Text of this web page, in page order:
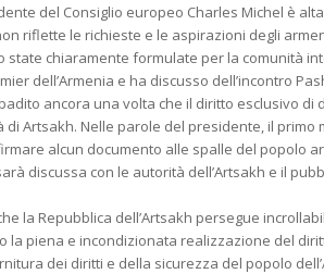
del Consiglio europeo Charles Michel è
riflette le richieste e le aspirazioni degli
state chiaramente formulate per la comunità
dell’Armenia e ha discusso dell’incontro
ancora una volta che il diritto esclusivo
Artsakh. Nelle parole del presidente, il primo
alcun documento alle spalle del popolo
discussa con le autorità dell’Artsakh e il
la Repubblica dell’Artsakh persegue
la piena e incondizionata realizzazione del
dei diritti e della sicurezza del popolo